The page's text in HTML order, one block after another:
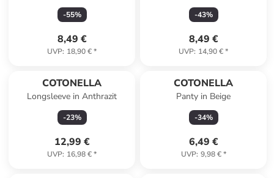
-55%
8,49 €
UVP: 18,90 €*
-43%
8,49 €
UVP: 14,90 €*
COTONELLA
Longsleeve in Anthrazit
-23%
12,99 €
UVP: 16,98 €*
COTONELLA
Panty in Beige
-34%
6,49 €
UVP: 9,98 €*